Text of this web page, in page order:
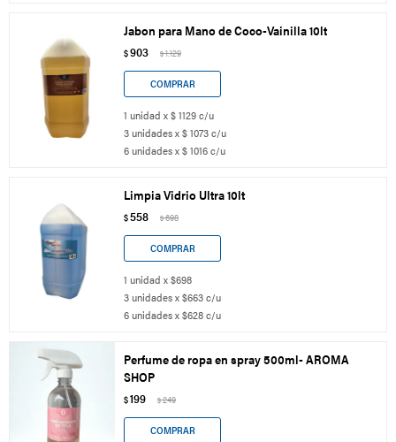
Jabon para Mano de Coco-Vainilla 10lt
$903 $1.129
1 unidad x $ 1129 c/u
3 unidades x $ 1073 c/u
6 unidades x $ 1016 c/u
Limpia Vidrio Ultra 10lt
$558 $698
1 unidad x $698
3 unidades x $663 c/u
6 unidades x $628 c/u
Perfume de ropa en spray 500ml- AROMA
SHOP
$199 $249